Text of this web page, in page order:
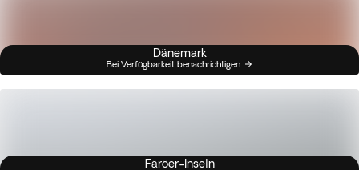
Dänemark
Bei Verfügbarkeit benachrichtigen
Färöer-Inseln